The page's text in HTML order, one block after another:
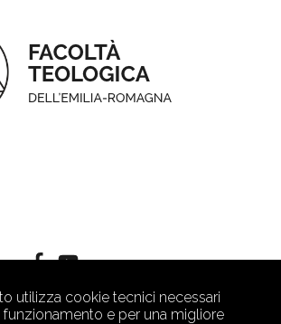
utilizza cookie tecnici necessari
e per una migliore